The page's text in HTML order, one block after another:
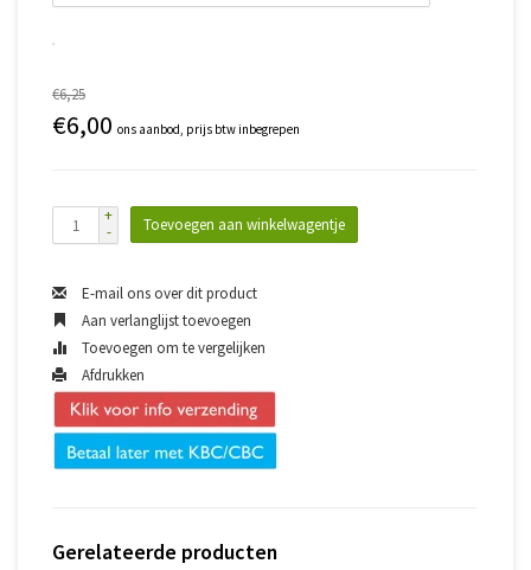
€6,25
€6,00 ons aanbod, prijs btw inbegrepen
+
-
Toevoegen aan winkelwagentje
E-mail ons over dit product
Aan verlanglijst toevoegen
Toevoegen om te vergelijken
Afdrukken
Gerelateerde producten